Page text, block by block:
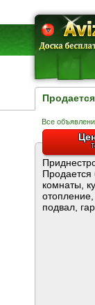
Все
Продается
комнаты,
подвал,